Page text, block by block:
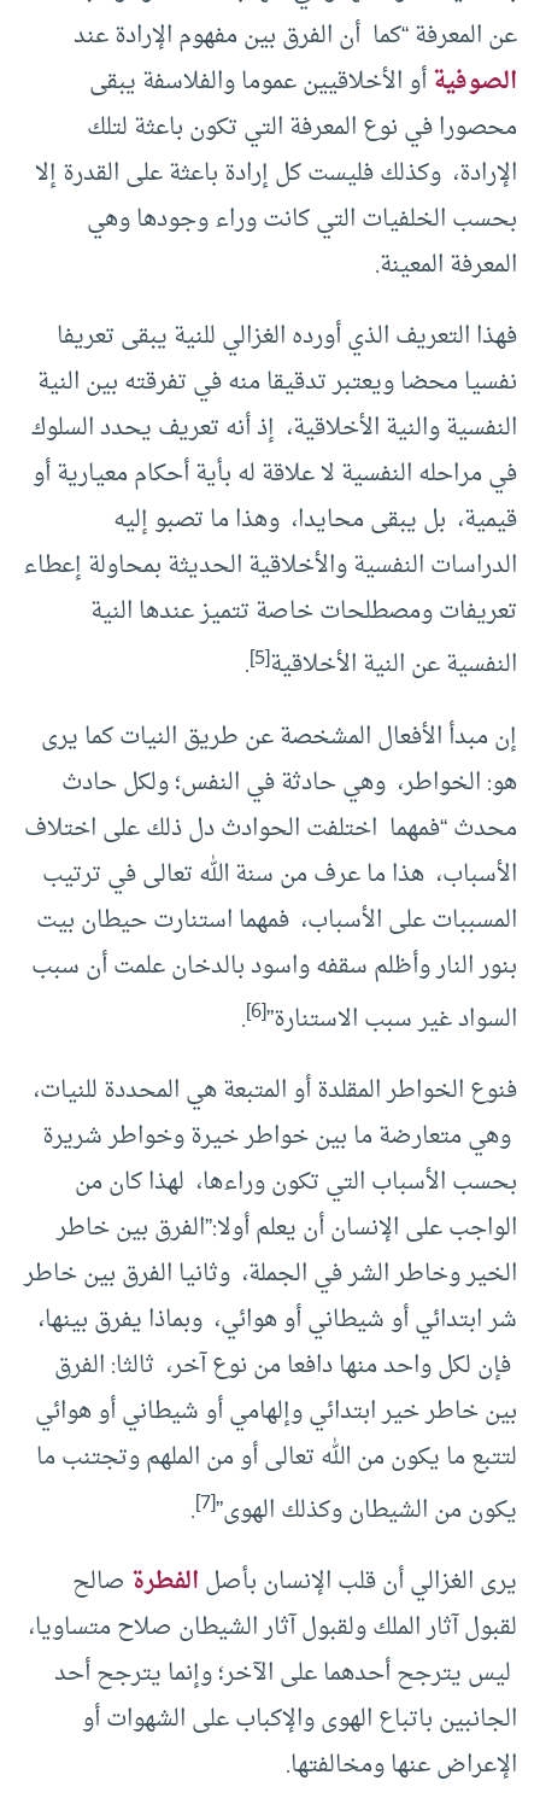
عن المعرفة “كما أن الفرق بين مفهوم الإرادة عند
الصوفيةأو الأخلاقيين عموما والفلاسفة يبقى
محصورا في نوع المعرفة التي تكون باعثة لتلك
الإرادة، وكذلك فليست كل إرادة باعثة على القدرة إلا
بحسب الخلفيات التي كانت وراء وجودها وهي
المعرفة المعينة.
فهذا التعريف الذي أورده الغزالي للنية يبقى تعريفا
نفسيا محضا ويعتبر تدقيقا منه في تفرقته بين النية
النفسية والنية الأخلاقية، إذ أنه تعريف يحدد السلوك
في مراحله النفسية لا علاقة له بأية أحكام معيارية أو
قيمية، بل يبقى محايدا، وهذا ما تصبو إليه
الدراسات النفسية والأخلاقية الحديثة بمحاولة إعطاء
تعريفات ومصطلحات خاصة تتميز عندها النية
النفسية عن النية الأخلاقية[5]
.
إن مبدأ الأفعال المشخصة عن طريق النيات كما يرى
هو: الخواطر، وهي حادثة في النفس؛ ولكل حادث
محدث “فمهما اختلفت الحوادث دل ذلك على اختلاف
الأسباب، هذا ما عرف من سنة الله تعالى في ترتيب
المسببات على الأسباب، فمهما استنارت حيطان بيت
بنور النار وأظلم سقفه واسود بالدخان علمت أن سبب
السواد غير سبب الاستنارة”[6]
.
فنوع الخواطر المقلدة أو المتبعة هي المحددة للنيات،
وهي متعارضة ما بين خواطر خيرة وخواطر شريرة
بحسب الأسباب التي تكون وراءها، لهذا كان من
الواجب على الإنسان أن يعلم أولا:”الفرق بين خاطر
الخير وخاطر الشر في الجملة، وثانيا الفرق بين خاطر
شر ابتدائي أو شيطاني أو هوائي، وبماذا يفرق بينها،
فإن لكل واحد منها دافعا من نوع آخر، ثالثا: الفرق
بين خاطر خير ابتدائي وإلهامي أو شيطاني أو هوائي
لتتبع ما يكون من الله تعالى أو من الملهم وتجتنب ما
يكون من الشيطان وكذلك الهوى”[7]
.
يرى الغزالي أن قلب الإنسان بأصلالفطرة صالح
لقبول آثار الملك ولقبول آثار الشيطان صلاح متساويا،
ليس يترجح أحدهما على الآخر؛ وإنما يترجح أحد
الجانبين باتباع الهوى والإكباب على الشهوات أو
الإعراض عنها ومخالفتها.